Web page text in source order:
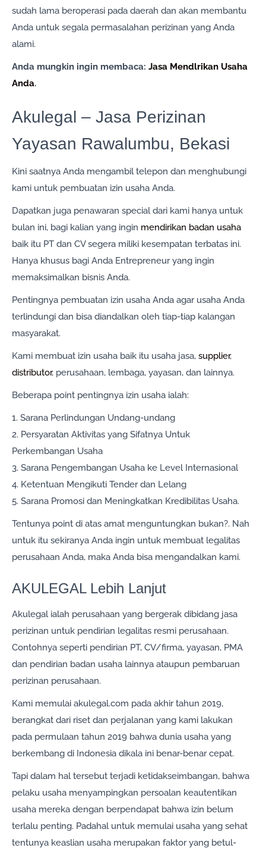
sudah lama beroperasi pada daerah dan akan membantu
Anda untuk segala permasalahan perizinan yang Anda
alami.
Anda mungkin ingin membaca: Jasa Mendlrikan Usaha
Anda.
Akulegal – Jasa Perizinan
Yayasan Rawalumbu, Bekasi
Kini saatnya Anda mengambil telepon dan menghubungi
kami untuk pembuatan izin usaha Anda.
Dapatkan juga penawaran special dari kami hanya untuk
bulan ini, bagi kalian yang ingin mendirikan badan usaha
baik itu PT dan CV segera miliki kesempatan terbatas ini.
Hanya khusus bagi Anda Entrepreneur yang ingin
memaksimalkan bisnis Anda.
Pentingnya pembuatan izin usaha Anda agar usaha Anda
terlindungi dan bisa diandalkan oleh tiap-tiap kalangan
masyarakat.
Kami membuat izin usaha baik itu usaha jasa, supplier,
distributor, perusahaan, lembaga, yayasan, dan lainnya.
Beberapa point pentingnya izin usaha ialah:
1. Sarana Perlindungan Undang-undang
2. Persyaratan Aktivitas yang Sifatnya Untuk
Perkembangan Usaha
3. Sarana Pengembangan Usaha ke Level Internasional
4. Ketentuan Mengikuti Tender dan Lelang
5. Sarana Promosi dan Meningkatkan Kredibilitas Usaha.
Tentunya point di atas amat menguntungkan bukan?. Nah
untuk itu sekiranya Anda ingin untuk membuat legalitas
perusahaan Anda, maka Anda bisa mengandalkan kami.
AKULEGAL Lebih Lanjut
Akulegal ialah perusahaan yang bergerak dibidang jasa
perizinan untuk pendirian legalitas resmi perusahaan.
Contohnya seperti pendirian PT, CV/firma, yayasan, PMA
dan pendirian badan usaha lainnya ataupun pembaruan
perizinan perusahaan.
Kami memulai akulegal.com pada akhir tahun 2019,
berangkat dari riset dan perjalanan yang kami lakukan
pada permulaan tahun 2019 bahwa dunia usaha yang
berkembang di Indonesia dikala ini benar-benar cepat.
Tapi dalam hal tersebut terjadi ketidakseimbangan, bahwa
pelaku usaha menyampingkan persoalan keautentikan
usaha mereka dengan berpendapat bahwa izin belum
terlalu penting. Padahal untuk memulai usaha yang sehat
tentunya keaslian usaha merupakan faktor yang betul-